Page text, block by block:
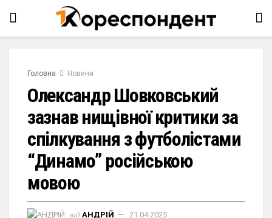
Головна Новини
Олександр Шовковський
зазнав нищівної критики за
спілкування з футболістами
“Динамо” російською
мовою
від АНДРІЙ 21.04.2025